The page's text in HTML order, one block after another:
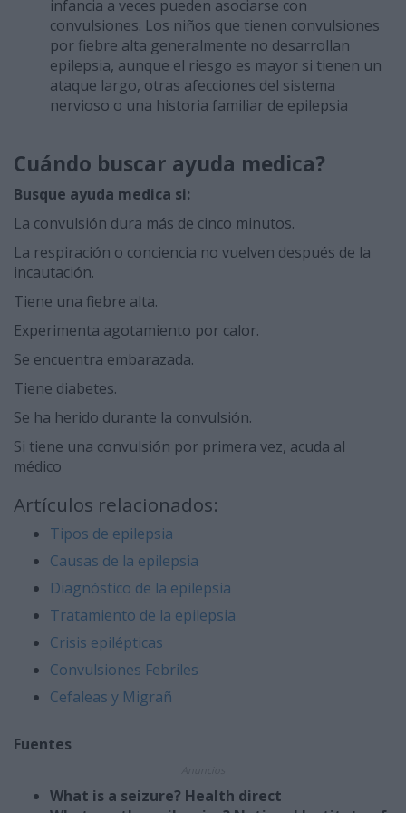
infancia a veces pueden asociarse con
convulsiones. Los niños que tienen convulsiones
por fiebre alta generalmente no desarrollan
epilepsia, aunque el riesgo es mayor si tienen un
ataque largo, otras afecciones del sistema
nervioso o una historia familiar de epilepsia
Cuándo buscar ayuda medica?
Busque ayuda medica si:
La convulsión dura más de cinco minutos.
La respiración o conciencia no vuelven después de la
incautación.
Tiene una fiebre alta.
Experimenta agotamiento por calor.
Se encuentra embarazada.
Tiene diabetes.
Se ha herido durante la convulsión.
Si tiene una convulsión por primera vez, acuda al
médico
Artículos relacionados:
Tipos de epilepsia
Causas de la epilepsia
Diagnóstico de la epilepsia
Tratamiento de la epilepsia
Crisis epilépticas
Convulsiones Febriles
Cefaleas y Migrañ
Fuentes
What is a seizure? Health direct